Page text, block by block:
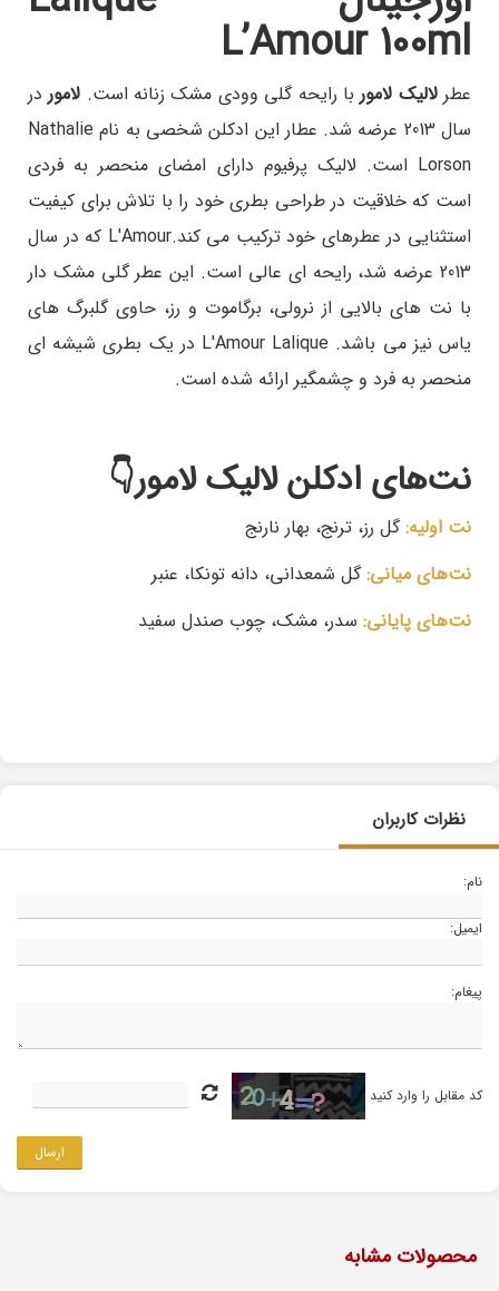
L’Amour 100ml
عطرلالیک لامور با رایحه گلی وودی مشک زنانه است. لامور در
سال 2013 عرضه شد. عطار این ادکلن شخصی‌ به نام Nathalie
Lorson است.
لالیک پرفیوم دارای امضای منحصر به فردی
است که خلاقیت در طراحی بطری خود را با تلاش برای کیفیت
استثنایی در عطرهای خود ترکیب می کند.
L'Amour که در سال
2013 عرضه شد، رایحه ای عالی است. این عطر گلی مشک دار
با نت های بالایی از نرولی، برگاموت و رز، حاوی گلبرگ های
یاس نیز می باشد.
L'Amour Lalique در یک بطری شیشه ای
منحصر به فرد و چشمگیر ارائه شده است.
نت‌های ادکلن لالیک لامور👇
نت اولیه:گل رز، ترنج، بهار نارنج
نت‌های میانی:گل شمعدانی، دانه تونکا، عنبر
نت‌های پایانی: سدر، مشک، چوب صندل سفید
نظرات کاربران
نام:
ایمیل:
پیغام:
کد مقابل را وارد کنید
ارسال
محصولات مشابه